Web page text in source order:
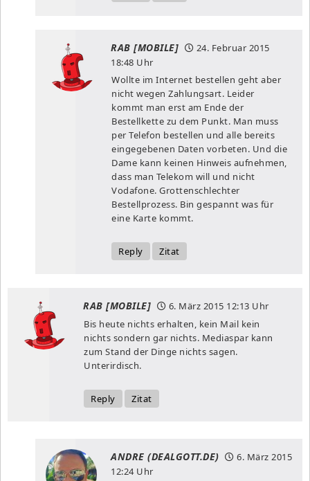
RAB [MOBILE]
24. Februar 2015
18:48 Uhr
Wollte im Internet bestellen geht aber
nicht wegen Zahlungsart. Leider
kommt man erst am Ende der
Bestellkette zu dem Punkt. Man muss
per Telefon bestellen und alle bereits
eingegebenen Daten vorbeten. Und die
Dame kann keinen Hinweis aufnehmen,
dass man Telekom will und nicht
Vodafone. Grottenschlechter
Bestellprozess. Bin gespannt was für
eine Karte kommt.
Reply Zitat
RAB [MOBILE] 6. März 2015 12:13 Uhr
Bis heute nichts erhalten, kein Mail kein
nichts sondern gar nichts. Mediaspar kann
zum Stand der Dinge nichts sagen.
Unterirdisch.
Reply Zitat
ANDRE (DEALGOTT.DE)
6. März 2015
12:24 Uhr